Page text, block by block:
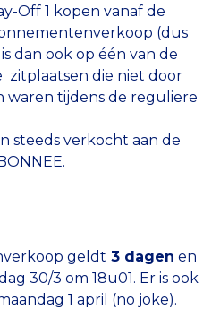
Off 1 kopen vanaf de
(dus
is dan ook op één van de
zitplaatsen die niet door
waren tijdens de reguliere
steeds verkocht aan de
geldt 3 dagen en
30/3 om 18u01. Er is ook
1 april (no joke).